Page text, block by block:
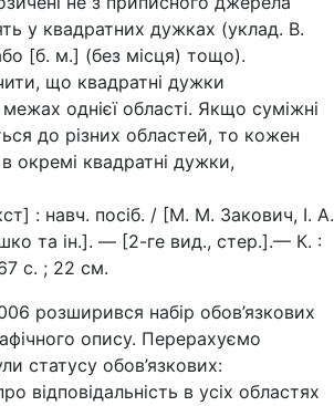
у квадратних дужках (уклад. В.
[б. м.] (без місця) тощо).
що квадратні дужки
однієї області. Якщо суміжні
до різних областей, то кожен
окремі квадратні дужки,
: навч. посіб. / [М. М. Закович, І. А.
та ін.]. — [2-ге вид., стер.].— К. :
с. ; 22 см.
розширився набір обов’язкових
опису. Перерахуємо
статусу обов’язкових:
відповідальність в усіх областях